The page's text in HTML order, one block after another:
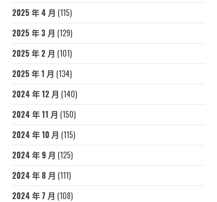
2025 年 4 月 (115)
2025 年 3 月 (129)
2025 年 2 月 (101)
2025 年 1 月 (134)
2024 年 12 月 (140)
2024 年 11 月 (150)
2024 年 10 月 (115)
2024 年 9 月 (125)
2024 年 8 月 (111)
2024 年 7 月 (108)